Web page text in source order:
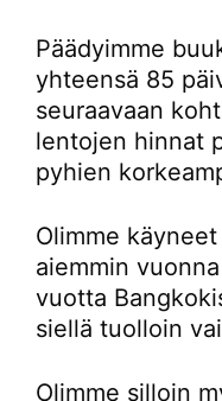
Päädyimme
yhteensä 85
seuraavaan
lentojen hinnat
pyhien
Olimme
aiemmin
vuotta
siellä tuolloin
Olimme silloin